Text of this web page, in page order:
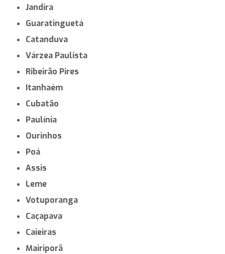
Jandira
Guaratinguetá
Catanduva
Várzea Paulista
Ribeirão Pires
Itanhaém
Cubatão
Paulínia
Ourinhos
Poá
Assis
Leme
Votuporanga
Caçapava
Caieiras
Mairiporã